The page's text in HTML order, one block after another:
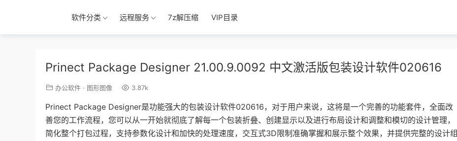
软件分类 远程服务 7z解压缩 VIP目录
Prinect Package Designer 21.00.9.0092 中文激活版包装设计软件020616
办公软件 · 图形图像 3.87k
Prinect Package Designer是功能强大的包装设计软件020616，对于用户来说，这将是一个完善的功能套件，全面改
善您的工作流程，您可以从一开始就彻底了解每一个包装折叠、创建显示以及进行布局设计和调整和模切的设计管理，
简化整个打包过程，支持参数化设计和加快的处理速度，交互式3D限制准确掌握和展示整个效果，并提供完整的设计组